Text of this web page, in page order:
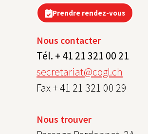
Nous trouver
Nous contacter
Tél. + 41 21 321 00 21
secretariat@cogl.ch
Fax + 41 21 321 00 29
Prendre rendez-vous